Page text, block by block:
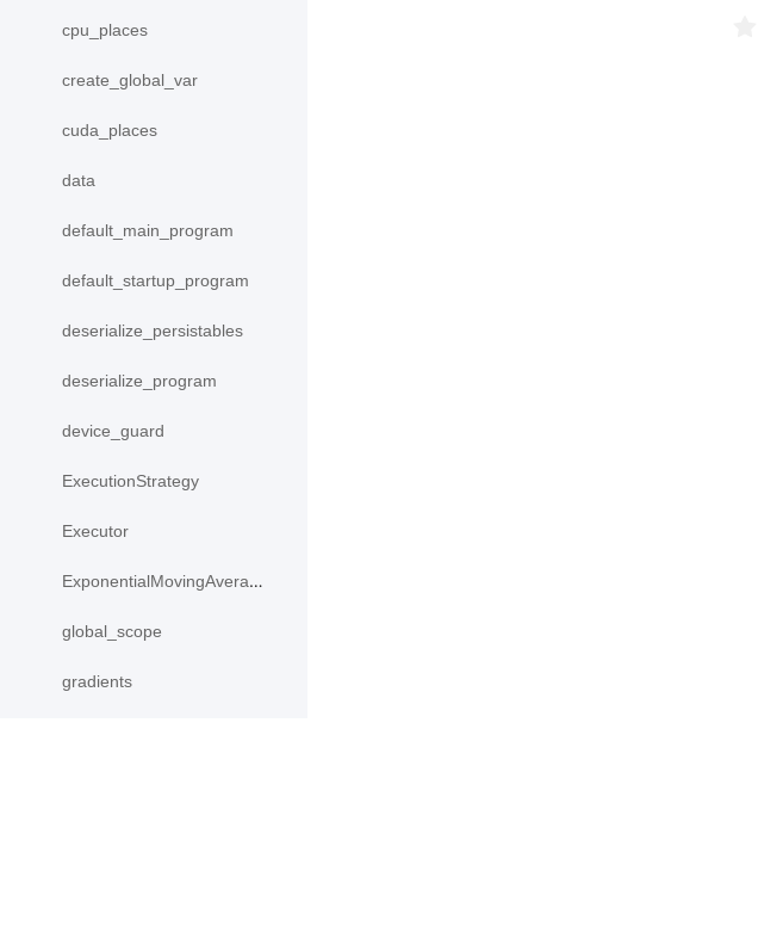
cpu_places
create_global_var
cuda_places
data
default_main_program
default_startup_program
deserialize_persistables
deserialize_program
device_guard
ExecutionStrategy
Executor
ExponentialMovingAverage
global_scope
gradients